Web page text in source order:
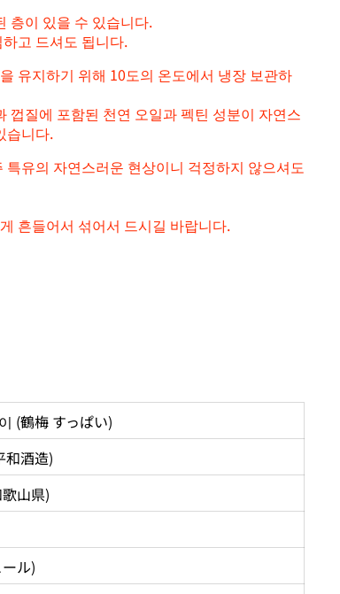
층이 있을 수 있습니다.
고 드셔도 됩니다.
유지하기 위해 10도의 온도에서 냉장 보관하
껍질에 포함된 천연 오일과 펙틴 성분이 자연스
습니다.
유의 자연스러운 현상이니 걱정하지 않으셔도
흔들어서 섞어서 드시길 바랍니다.
(鶴梅 すっぱい)
和酒造)
山県)
ル)